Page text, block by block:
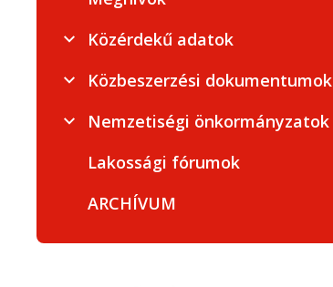
Közérdekű adatok
Közbeszerzési dokumentumok
Nemzetiségi önkormányzatok
Lakossági fórumok
ARCHÍVUM